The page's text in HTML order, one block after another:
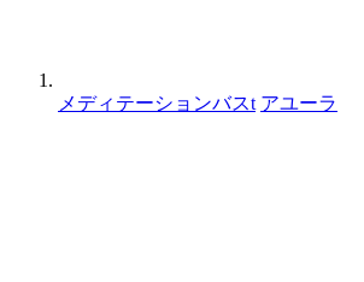
メディテーションバスt アユーラ